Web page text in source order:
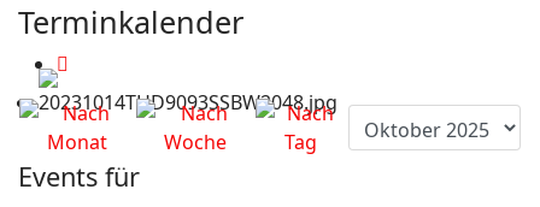
Terminkalender
Events für